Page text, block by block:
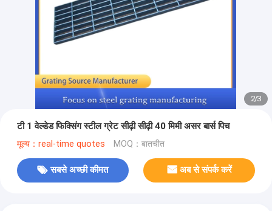
2/3
टी 1 वेल्डेड फिक्सिंग स्टील ग्रेट सीढ़ी सीढ़ी 40 मिमी असर बार्स पिच
मूल्य：real-time quotes MOQ：बातचीत
सबसे अच्छी कीमत अब से संपर्क करें